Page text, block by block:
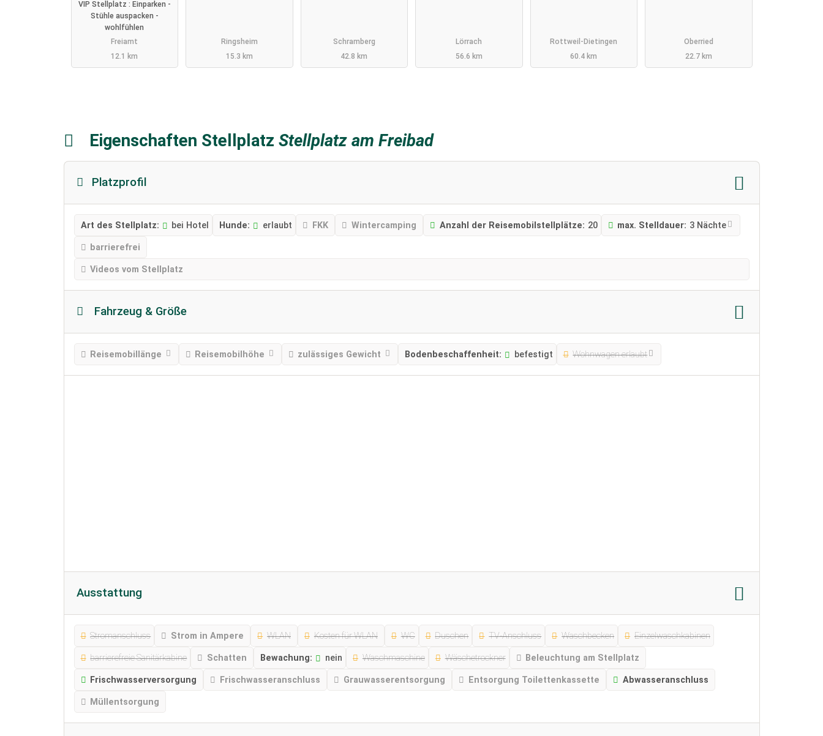
VIP Stellplatz : Einparken -
Stühle auspacken -
wohlfühlen
Freiamt
12.1 km
Ringsheim
15.3 km
Schramberg
42.8 km
Lörrach
56.6 km
Rottweil-Dietingen
60.4 km
Oberried
22.7 km
Eigenschaften StellplatzStellplatz am Freibad
Platzprofil
Art des Stellplatz: bei Hotel Hunde: erlaubt FKK Wintercamping Anzahl der Reisemobilstellplätze: 20 max. Stelldauer: 3 Nächte
barrierefrei
Videos vom Stellplatz
Fahrzeug & Größe
Reisemobillänge Reisemobilhöhe zulässiges Gewicht Bodenbeschaffenheit: befestigt Wohnwagen erlaubt
Ausstattung
Stromanschluss Strom in Ampere WLAN Kosten für WLAN WC Duschen TV-Anschluss Waschbecken Einzelwaschkabinen
barrierefreie Sanitärkabine Schatten Bewachung: nein Waschmaschine Wäschetrockner Beleuchtung am Stellplatz
Frischwasserversorgung Frischwasseranschluss Grauwasserentsorgung Entsorgung Toilettenkassette Abwasseranschluss
Müllentsorgung